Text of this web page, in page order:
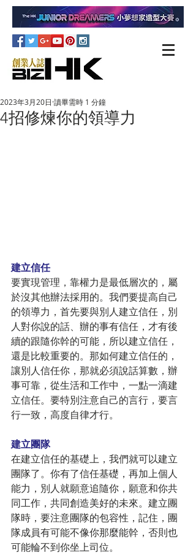
4招修煉你的領導力
2023年3月20日 讀畢需時 1 分鐘
建立信任
要實現管理，靠權力是最低層次的，屬
於沒其他辦法採用的。我們要提高自己
的領導力，首先要與別人建立信任，別
人對你說的話、辦的事有信任，才有後
續的跟隨你幹的可能，所以建立信任，
還是比較重要的。那如何建立信任的，
讓別人信任你，那就必須說話算數，辦
事可靠，從生活和工作中，一點一滴建
立信任。要特別注意自己的言行，要言
行一致，高度自律才行。
建立團隊
在建立信任的基礎上，我們就可以建立
團隊了。你有了信任基礎，再加上個人
能力，別人就願意追隨你，願意和你共
同工作，共同創造美好的未來。建立團
隊時，要注意團隊的包容性，記住，團
隊成員有可能不像你那麼能幹，否則也
可能輪不到你坐上司位。